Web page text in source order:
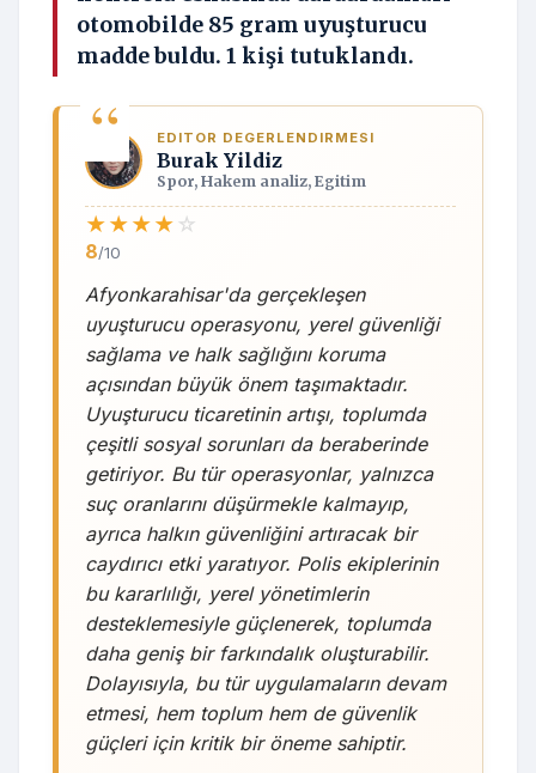
otomobilde 85 gram uyuşturucu
madde buldu. 1 kişi tutuklandı.
EDITOR DEGERLENDIRMESI
Burak Yildiz
Spor, Hakem analiz, Egitim
★★★★ ☆
8/10
Afyonkarahisar'da gerçekleşen
uyuşturucu operasyonu, yerel güvenliği
sağlama ve halk sağlığını koruma
açısından büyük önem taşımaktadır.
Uyuşturucu ticaretinin artışı, toplumda
çeşitli sosyal sorunları da beraberinde
getiriyor. Bu tür operasyonlar, yalnızca
suç oranlarını düşürmekle kalmayıp,
ayrıca halkın güvenliğini artıracak bir
caydırıcı etki yaratıyor. Polis ekiplerinin
bu kararlılığı, yerel yönetimlerin
desteklemesiyle güçlenerek, toplumda
daha geniş bir farkındalık oluşturabilir.
Dolayısıyla, bu tür uygulamaların devam
etmesi, hem toplum hem de güvenlik
güçleri için kritik bir öneme sahiptir.